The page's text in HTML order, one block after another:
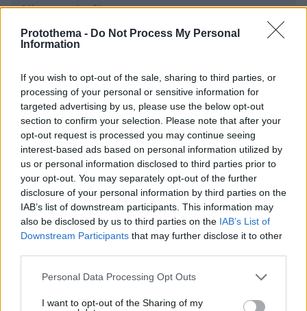
Protothema - Do Not Process My Personal
Information
If you wish to opt-out of the sale, sharing to third parties, or
processing of your personal or sensitive information for
targeted advertising by us, please use the below opt-out
section to confirm your selection. Please note that after your
opt-out request is processed you may continue seeing
interest-based ads based on personal information utilized by
us or personal information disclosed to third parties prior to
your opt-out. You may separately opt-out of the further
disclosure of your personal information by third parties on the
IAB’s list of downstream participants. This information may
also be disclosed by us to third parties on the IAB’s List of
Downstream Participants that may further disclose it to other
Please note that this website/app uses one or more Google
not limited to your visit or usage behaviour. You may click to
Personal Data Processing Opt Outs
I want to opt-out of the Sharing of my
* Υποχρεωτικά πεδία
ΡΟΗ ΕΙΔΗΣΕΩΝ
Ειδήσεις Δημοφιλή Σχολιασμένα
Μαζικός γάμος 1.500 ζευγαριών στη Νιγηρία
Τουλάχιστον τρεις νεκροί και πολλοί τραυματίες
εξαιτίας ρωσικών πληγμάτων στην Ουκρανία
09.08.2026, 03:05
Συναγερμός στην Έδεσσα για την εξαφάνιση 31χρονου
μετά την ορκωμοσία του νέου τραμπικού προέδρου
09.08.2026, 01:31